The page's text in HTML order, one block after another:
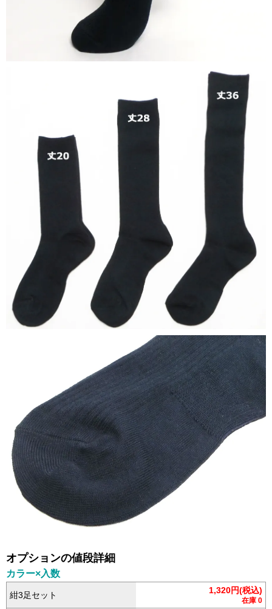
オプションの値段詳細
カラー×入数
紺3足セット 1,320円(税込)
在庫 0